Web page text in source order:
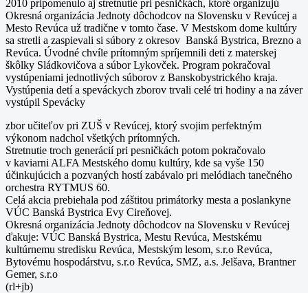
2010 pripomenulo aj stretnutie pri pesničkách, ktoré organizujú
Okresná organizácia Jednoty dôchodcov na Slovensku v Revúcej a
Mesto Revúca už tradične v tomto čase. V Mestskom dome kultúry
sa stretli a zaspievali si súbory z okresov Banská Bystrica, Brezno a
Revúca. Úvodné chvíle prítomným spríjemnili deti z materskej
škôlky Sládkovičova a súbor Lykovček. Program pokračoval
vystúpeniami jednotlivých súborov z Banskobystrického kraja.
Vystúpenia detí a speváckych zborov trvali celé tri hodiny a na záver
vystúpil Spevácky
zbor učiteľov pri ZUŠ v Revúcej, ktorý svojim perfektným
výkonom nadchol všetkých prítomných.
Stretnutie troch generácií pri pesničkách potom pokračovalo
v kaviarni ALFA Mestského domu kultúry, kde sa vyše 150
účinkujúcich a pozvaných hostí zabávalo pri melódiach tanečného
orchestra RYTMUS 60.
Celá akcia prebiehala pod záštitou primátorky mesta a poslankyne
VÚC Banská Bystrica Evy Cireňovej.
Okresná organizácia Jednoty dôchodcov na Slovensku v Revúcej
ďakuje: VÚC Banská Bystrica, Mestu Revúca, Mestskému
kultúrnemu stredisku Revúca, Mestským lesom, s.r.o Revúca,
Bytovému hospodárstvu, s.r.o Revúca, SMZ, a.s. Jelšava, Brantner
Gemer, s.r.o
(rl+jb)